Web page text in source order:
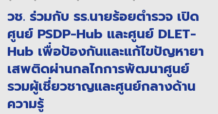
วช. ร่วมกับ รร.นายร้อยตำรวจ เปิด
ศูนย์ PSDP-Hub และศูนย์ DLET-
Hub เพื่อป้องกันและแก้ไขปัญหายา
เสพติดผ่านกลไกการพัฒนาศูนย์
รวมผู้เชี่ยวชาญและศูนย์กลางด้าน
ความรู้